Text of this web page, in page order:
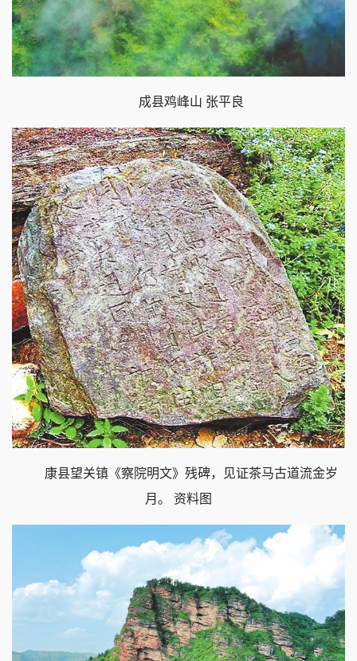
成县鸡峰山 张平良
康县望关镇《察院明文》残碑，见证茶马古道流金岁
月。 资料图